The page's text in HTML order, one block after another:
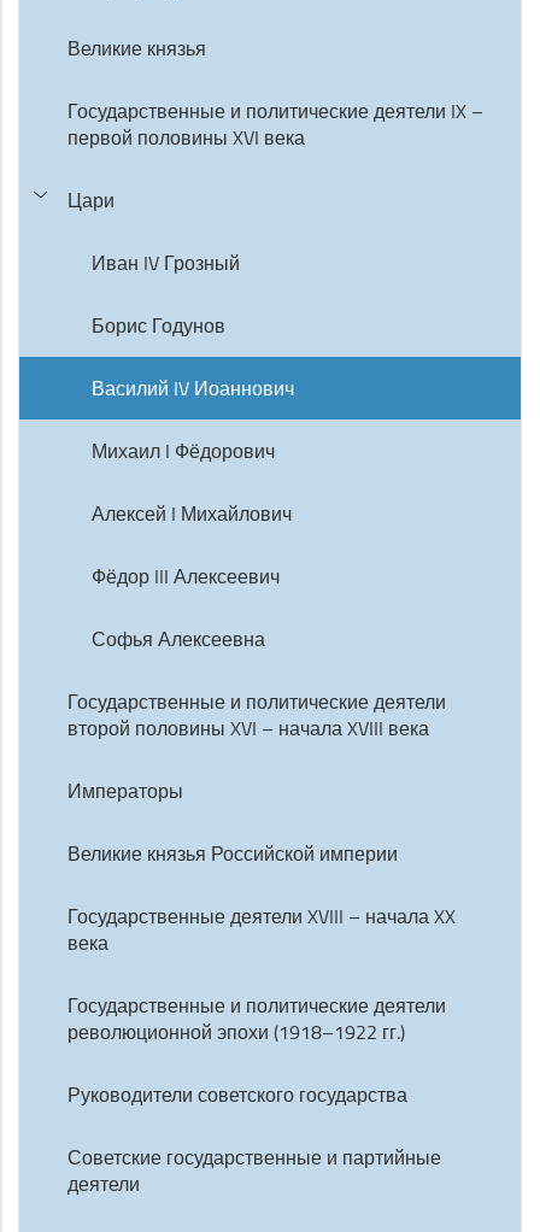
Великие князья
Государственные и политические деятели IX –
первой половины XVI века
Цари
Иван IV Грозный
Борис Годунов
Василий IV Иоаннович
Михаил I Фёдорович
Алексей I Михайлович
Фёдор III Алексеевич
Софья Алексеевна
Государственные и политические деятели
второй половины XVI – начала XVIII века
Императоры
Великие князья Российской империи
Государственные деятели XVIII – начала XX
века
Государственные и политические деятели
революционной эпохи (1918–1922 гг.)
Руководители советского государства
Советские государственные и партийные
деятели